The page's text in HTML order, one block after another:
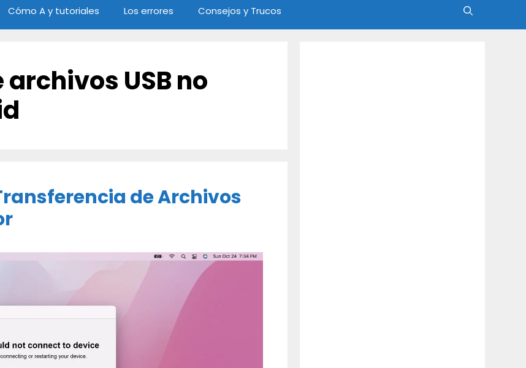
Cómo A y tutoriales Los errores Consejos y Trucos
USB no
de Archivos